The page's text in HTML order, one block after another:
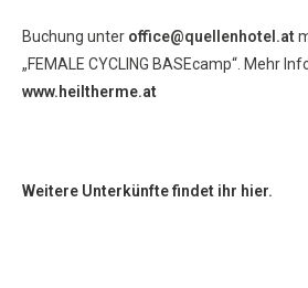
Buchung unter office@quellenhotel.at
„FEMALE CYCLING BASEcamp“. Mehr
www.heiltherme.at
Weitere Unterkünfte findet ihr hier.